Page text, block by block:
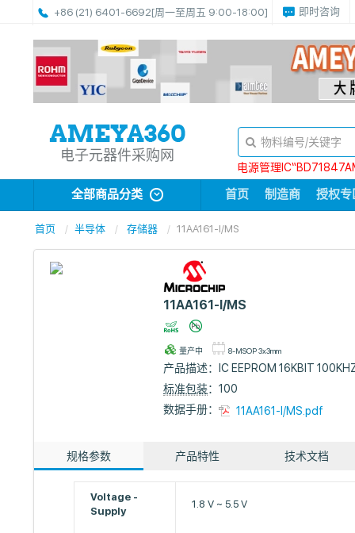
+86 (21) 6401-6692[周一至周五 9:00-18:00] 即时咨询
电子元器件采购网
电源管理
全部商品分类 首页 制造商 授权专
首页 半导体 存储器 11AA161-I/MS
11AA161-I/MS
量产中 8-MSOP 3x3mm
产品描述：
IC EEPROM 16KBIT
标准包装：100
数据手册：
11AA161-I/MS.pdf
规格参数 产品特性 技术文档
Voltage -
Supply
1.8 V ~ 5.5 V